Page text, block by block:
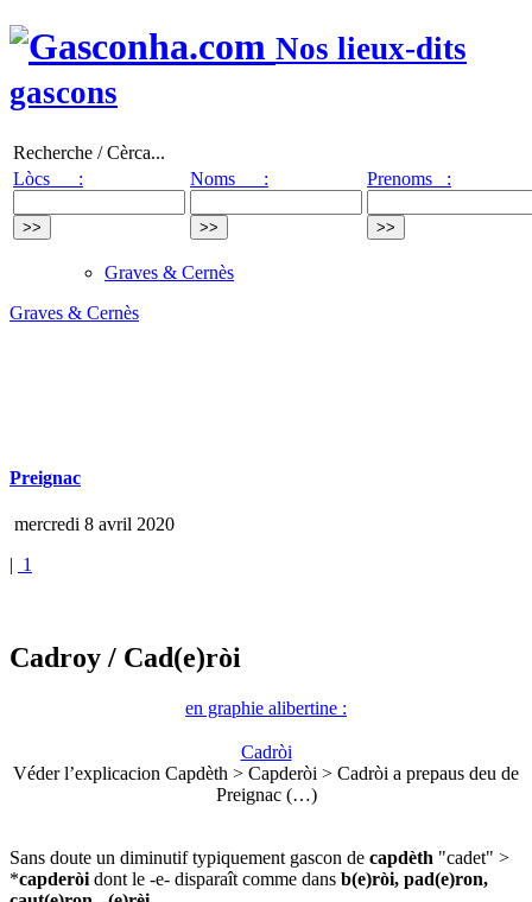
Nos lieux-dits
gascons
Recherche / Cèrca...
Lòcs :
Noms : Prenoms :
Graves & Cernès
Graves & Cernès
Preignac
mercredi 8 avril 2020
| 1
Cadroy / Cad(e)ròi
en graphie alibertine :
Cadròi
Véder l’explicacion Capdèth > Capderòi > Cadròi a prepaus deu de
Preignac (…)
Sans doute un diminutif typiquement gascon de capdèth "cadet" >
*capderòi dont le -e- disparaît comme dans b(e)ròi, pad(e)ron,